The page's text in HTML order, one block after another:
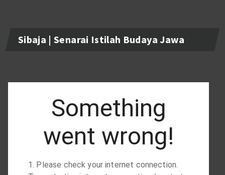
Sibaja | Senarai Istilah Budaya Jawa